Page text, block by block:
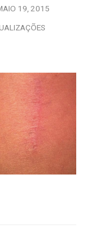
19, 2015